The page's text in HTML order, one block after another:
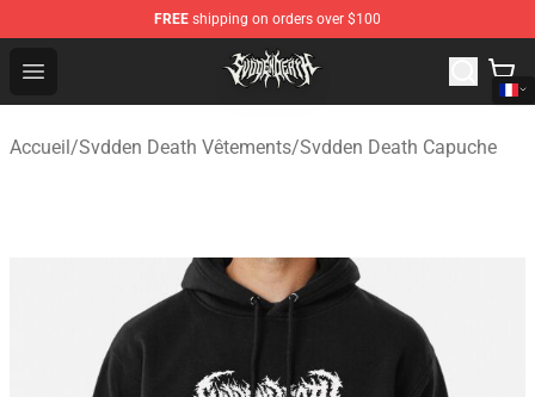
FREE shipping on orders over $100
Open menu
Svdden Death Shop - Official Svdden Death
Accueil/Svdden Death Vêtements/Svdden Death Capuche